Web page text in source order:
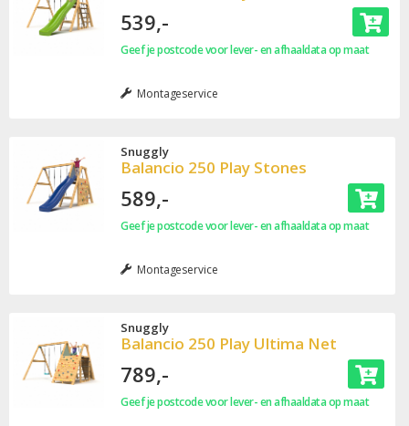
539,-
Geef je postcode voor lever- en afhaaldata op maat
Montageservice
Snuggly
Balancio 250 Play Stones
589,-
Geef je postcode voor lever- en afhaaldata op maat
Montageservice
Snuggly
Balancio 250 Play Ultima Net
789,-
Geef je postcode voor lever- en afhaaldata op maat